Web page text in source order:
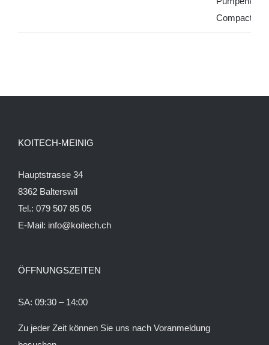
KOITECH-MEINIG
Hauptstrasse 34
8362 Balterswil
Tel.: 079 507 85 05
E-Mail: info@koitech.ch
ÖFFNUNGSZEITEN
SA: 09:30 – 14:00
Zu jeder Zeit können Sie uns nach Voranmeldung